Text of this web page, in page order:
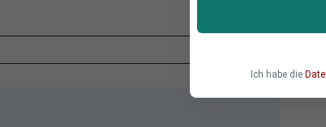
Ich habe die